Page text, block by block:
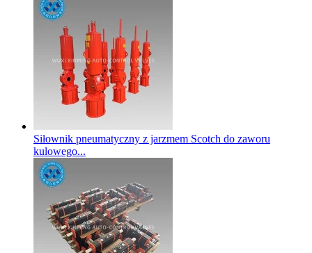
Siłownik pneumatyczny z jarzmem Scotch do zaworu
kulowego...